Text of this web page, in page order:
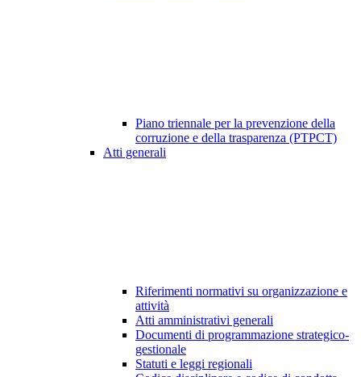
Piano triennale per la prevenzione della
corruzione e della trasparenza (PTPCT)
Atti generali
Riferimenti normativi su organizzazione e
attività
Atti amministrativi generali
Documenti di programmazione strategico-
gestionale
Statuti e leggi regionali